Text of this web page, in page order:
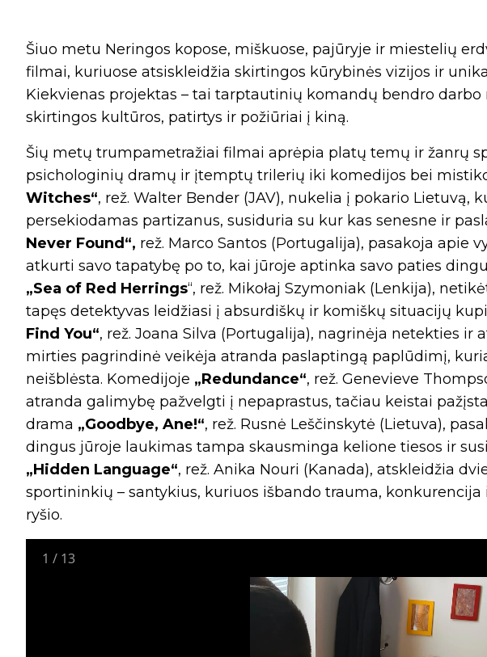
Šiuo metu Neringos kopose, miškuose, pajūryje ir miestelių
filmai, kuriuose atsiskleidžia skirtingos kūrybinės vizijos ir
Kiekvienas projektas – tai tarptautinių komandų bendro darbo
skirtingos kultūros, patirtys ir požiūriai į kiną.
Šių metų trumpametražiai filmai aprėpia platų temų ir žanrų
psichologinių dramų ir įtemptų trilerių iki komedijos bei
Witches“, rež. Walter Bender (JAV), nukelia į pokario Lietuvą,
persekiodamas partizanus, susiduria su kur kas senesne ir
Never Found“, rež. Marco Santos (Portugalija), pasakoja apie
atkurti savo tapatybę po to, kai jūroje aptinka savo paties
„Sea of Red Herrings“, rež. Mikołaj Szymoniak (Lenkija),
tapęs detektyvas leidžiasi į absurdiškų ir komiškų situacijų
Find You“, rež. Joana Silva (Portugalija), nagrinėja netekties ir
mirties pagrindinė veikėja atranda paslaptingą paplūdimį,
neišblėsta. Komedijoje „Redundance“, rež. Genevieve
atranda galimybę pažvelgti į nepaprastus, tačiau keistai
drama „Goodbye, Ane!“, rež. Rusnė Leščinskytė (Lietuva),
dingus jūroje laukimas tampa skausminga kelione tiesos ir
„Hidden Language“, rež. Anika Nouri (Kanada), atskleidžia
sportininkių – santykius, kuriuos išbando trauma,
ryšio.
1 / 13